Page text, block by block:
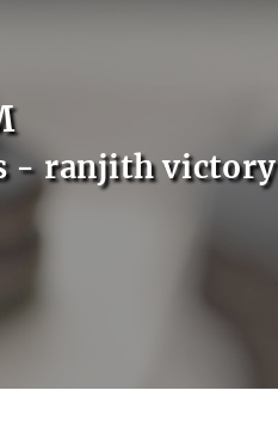
- ranjith victory